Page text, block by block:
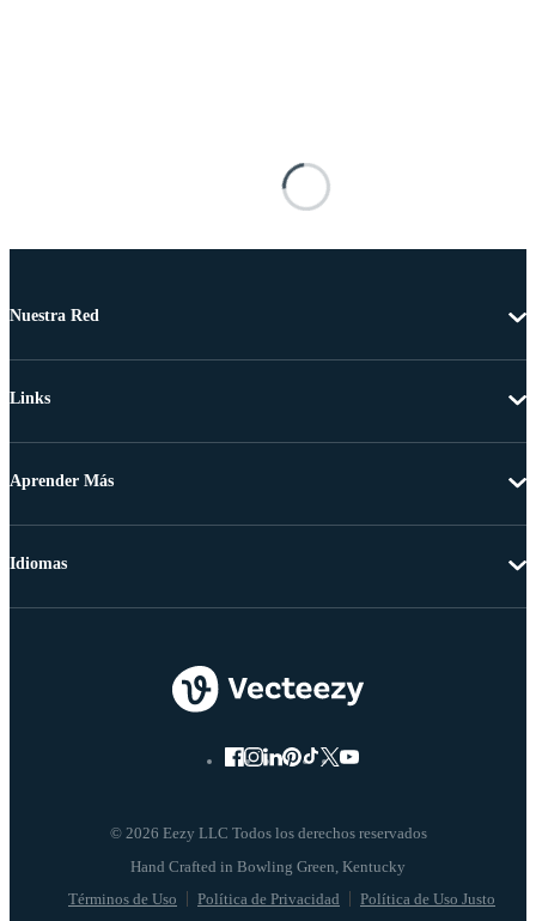
Nuestra Red
Links
Aprender Más
© 2026 Eezy LLC Todos los derechos reservados
Términos de Uso Política de Privacidad Política de Uso Justo
Idiomas